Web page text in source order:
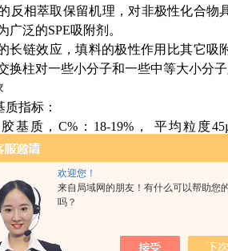
欢迎您！
来自局域网的朋友！有什么可以帮助您
吗？
反相萃取保留机理，对非极性化合物
广泛的SPE吸附剂。
长链效应，填料的极性作用比其它吸
换柱对一些小分子和一些中等大小分子
质指标：
胶基质，C%：18-19%， 平均粒度
pH使用范围2~8。
胶基质，C%：23-24%， 平均粒度
pH使用范围2~8。
优点：
合密度，低流失，高回收率